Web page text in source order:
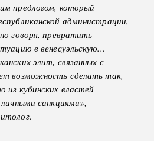
предлогом, который
администрации,
говоря, превратить
в венесуэльскую...
элит, связанных с
возможность сделать так,
кубинских властей
личными санкциями», -